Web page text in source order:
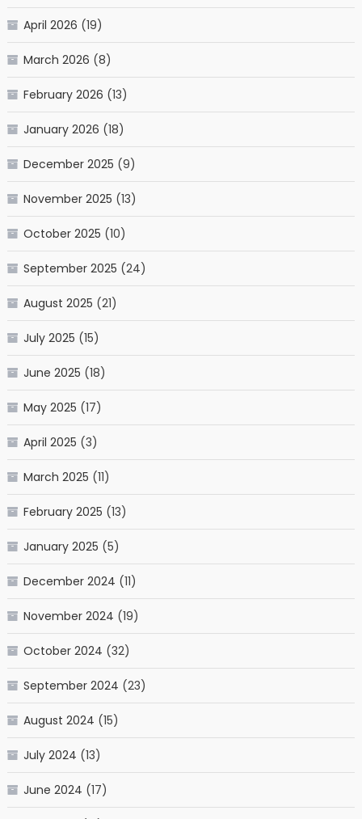
April 2026 (19)
March 2026 (8)
February 2026 (13)
January 2026 (18)
December 2025 (9)
November 2025 (13)
October 2025 (10)
September 2025 (24)
August 2025 (21)
July 2025 (15)
June 2025 (18)
May 2025 (17)
April 2025 (3)
March 2025 (11)
February 2025 (13)
January 2025 (5)
December 2024 (11)
November 2024 (19)
October 2024 (32)
September 2024 (23)
August 2024 (15)
July 2024 (13)
June 2024 (17)